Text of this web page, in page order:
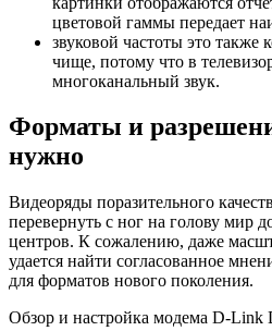
В принципе, любой графический
которого достигает около 4000
заслужил называться 4К. Но даже
нашлись эксперты,
бюджетные телевизоры фирмы
а должно быть 3840×2160.
Важно!Приобретая 4К телевизор,
стандарту, если такая наклейка
разработчикам не положено идти
разрешении. Однако, в
быть гарантированно.
должны передавать картинку с